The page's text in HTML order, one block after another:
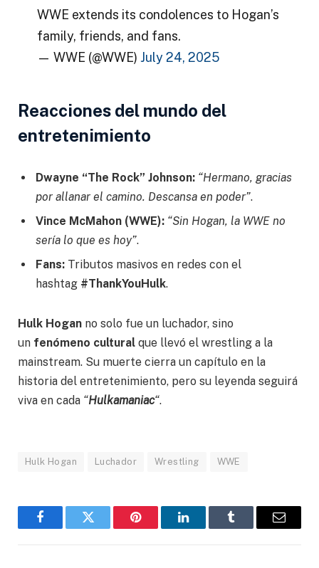
WWE extends its condolences to Hogan’s
family, friends, and fans.
— WWE (@WWE) July 24, 2025
Reacciones del mundo del
entretenimiento
Dwayne “The Rock” Johnson: “Hermano, gracias
por allanar el camino. Descansa en poder”.
Vince McMahon (WWE): “Sin Hogan, la WWE no
sería lo que es hoy”.
Fans: Tributos masivos en redes con el
hashtag #ThankYouHulk.
Hulk Hogan no solo fue un luchador, sino
un fenómeno cultural que llevó el wrestling a la
mainstream. Su muerte cierra un capítulo en la
historia del entretenimiento, pero su leyenda seguirá
viva en cada “Hulkamaniac“.
Hulk Hogan Luchador Wrestling WWE
FacebookGorjeo Pinterest LinkedInTumblr
Correo